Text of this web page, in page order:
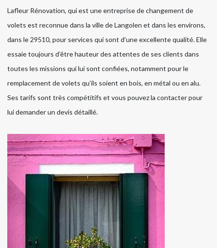
Lafleur Rénovation, qui est une entreprise de changement de
volets est reconnue dans la ville de Langolen et dans les environs,
dans le 29510, pour services qui sont d’une excellente qualité. Elle
essaie toujours d’être hauteur des attentes de ses clients dans
toutes les missions qui lui sont confiées, notamment pour le
remplacement de volets qu’ils soient en bois, en métal ou en alu.
Ses tarifs sont très compétitifs et vous pouvez la contacter pour
lui demander un devis détaillé.